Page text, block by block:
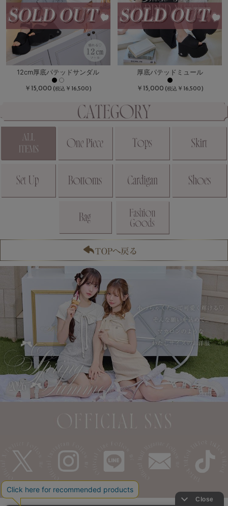
12cm厚底パテッドサンダル
￥15,000 (税込 ￥16,500)
厚底パテッドミュール
￥15,000 (税込 ￥16,500)